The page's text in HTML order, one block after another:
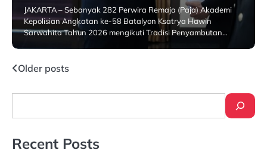
JAKARTA – Sebanyak 282 Perwira Remaja (Paja) Akademi
Kepolisian Angkatan ke-58 Batalyon Ksatrya Hawin
Sarwahita Tahun 2026 mengikuti Tradisi Penyambutan…
23 July 2026
Posts
navigation
Older posts
Recent Posts